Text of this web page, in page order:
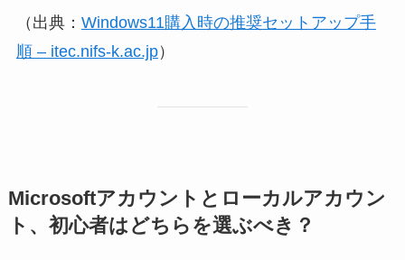
（出典： Windows11購入時の推奨セットアップ手
順 – itec.nifs-k.ac.jp）
Microsoftアカウントとローカルアカウン
ト、初心者はどちらを選ぶべき？